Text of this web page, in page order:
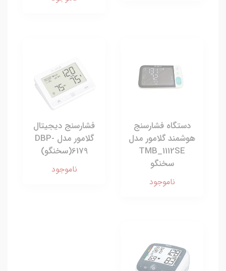
دستگاه فشارسنج
هوشمند گلامور مدل
TMB_1112SE
سخنگو
ناموجود
فشارسنج دیجیتال
گلامور مدل DBP-
6179(سخنگو)
ناموجود